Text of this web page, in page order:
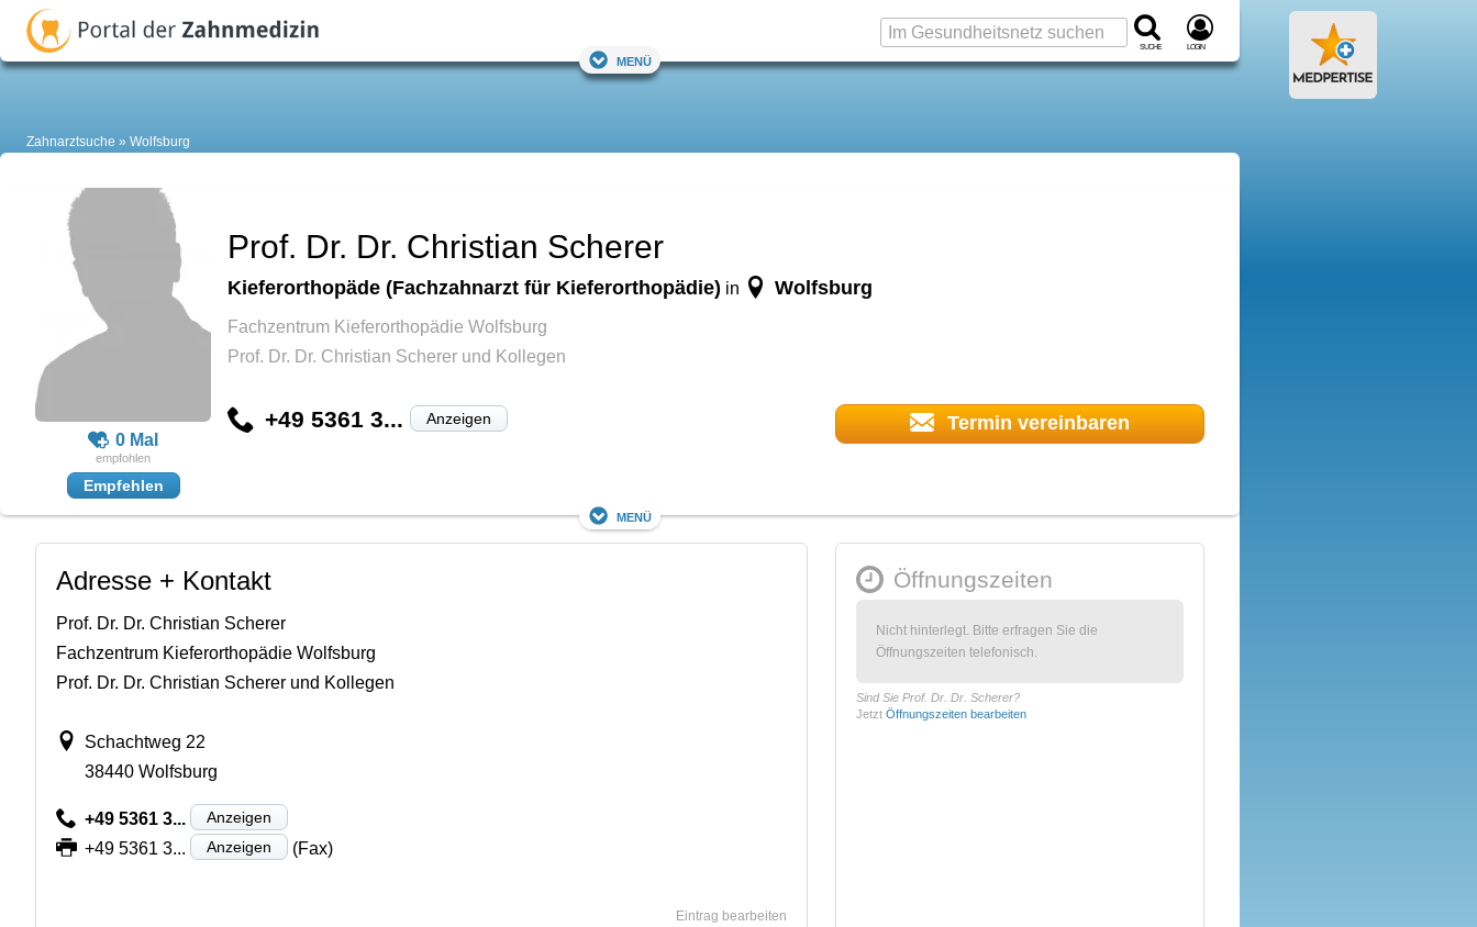
Suche Login
Menü
Zahnarztsuche Wolfsburg
0 Mal
Empfehlen
Prof. Dr. Dr. Christian Scherer
Kieferorthopäde (Fachzahnarzt für Kieferorthopädie) in Wolfsburg
Fachzentrum Kieferorthopädie Wolfsburg
Prof. Dr. Dr. Christian Scherer und Kollegen
+49 5361 3... Anzeigen Termin vereinbaren
Menü
Adresse + Kontakt
Prof. Dr. Dr. Christian Scherer
Fachzentrum Kieferorthopädie Wolfsburg
Prof. Dr. Dr. Christian Scherer und Kollegen
Schachtweg 22
38440 Wolfsburg
+49 5361 3... Anzeigen
+49 5361 3... Anzeigen (Fax)
Eintrag bearbeiten
Öffnungszeiten
Nicht hinterlegt. Bitte erfragen Sie die
Öffnungszeiten telefonisch.
Sind Sie Prof. Dr. Dr. Scherer?
Jetzt Öffnungszeiten bearbeiten